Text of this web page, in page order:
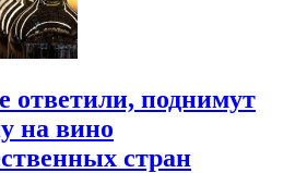
поднимут
на вино
стран